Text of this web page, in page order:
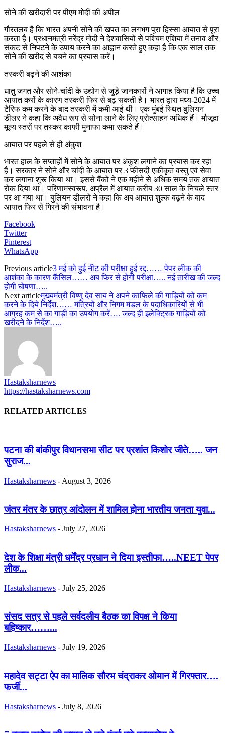
सोने की खरीदारी पर पीएम मोदी की अपील
गौरतलब है कि भारत अपनी सोने की खपत का लगभग पूरा हिस्सा आयात से पूरा
करता है। प्रधानमंत्री नरेंद्र मोदी ने देशवासियों से पश्चिम एशिया में तनाव और
संकट से निपटने के उपाय करने का आह्वान करते हुए कहा है कि एक साल तक
सोने की खरीद से बचने का प्रयास करें।
तस्करी बढ़ने की आशंका
धातु जगत और सोने-चांदी के उद्योग से जुड़े जानकारों ने आगाह किया है कि उच्च
आयात करों के कारण तस्करी फिर से बढ़ सकती है। भारत द्वारा मध्य-2024 में
टैरिफ कम करने के बाद तस्करी में कमी आई थी। एक मुंबई स्थित बुलियन
डीलर ने कहा कि अवैध रूप से सोना लाने के लिए प्रोत्साहन अधिक हैं। मौजूदा
मूल्य स्तरों पर तस्कर काफी मुनाफा कमा सकते हैं।
आयात पर पहले से ही अंकुश
भारत हाल के सप्ताहों में सोने के आयात पर अंकुश लगाने का प्रयास कर रहा
है। सरकार ने सोने और चांदी के आयात पर 3 फीसदी एकीकृत वस्तु एवं सेवा
कर लगाना शुरू किया था। इससे बैंकों ने एक महीने से अधिक समय तक आयात
रोक दिया था। परिणामस्वरूप, अप्रैल में आयात करीब 30 साल के निचले स्तर
पर आ गया था। बुलियन डीलरों ने कहा कि अब आयात शुल्क बढ़ने के बाद
आयात फिर से गिरने की संभावना है।
Facebook
Twitter
Pinterest
WhatsApp
Previous article3 मई को हुई नीट की परीक्षा हुई रद्द…… पेपर लीक की
आशंका के कारण कैंसिल…… अब फिर से होगी परीक्षा….. नई तारीख की जल्द
होगी घोषणा…..
Next articleमुख्यमंत्री विष्णु देव साय ने अपने काफिले की गाड़ियों को कम
करने के दिये निर्देश…… मंत्रियों और निगम मंडल के पदाधिकारियों से भी
आग्रह कम से का गाड़ी का उपयोग करें…. जल्द ही इलेक्ट्रिक गाड़ियों को
खरीदने के निर्देश…..
Hastaksharnews
https://hastaksharnews.com
RELATED ARTICLES
पटना की बांकीपुर विधानसभा सीट पर प्रशांत किशोर जीते….. जन
सुराज...
Hastaksharnews - August 3, 2026
जंतर मंतर के छात्र आंदोलन में शामिल होना भारतीय जनता युवा...
Hastaksharnews - July 27, 2026
देश के शिक्षा मंत्री धर्मेंद्र प्रधान ने दिया इस्तीफा…..NEET पेपर
लीक...
Hastaksharnews - July 25, 2026
संसद सत्र से पहले सर्वदलीय बैठक का विपक्ष ने किया
बहिष्कार……...
Hastaksharnews - July 19, 2026
महादेव सट्टा ऐप का मालिक सौरभ चंद्राकर ओमान में गिरफ्तार….
फर्जी...
Hastaksharnews - July 8, 2026